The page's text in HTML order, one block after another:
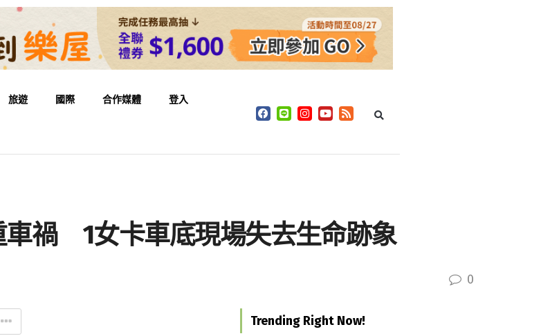
旅遊 國際 合作媒體 登入
禍 1女卡車底現場失去生命跡象
0
Trending Right Now!